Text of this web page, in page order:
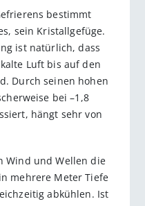
bestimmt
sein Kristallgefüge.
ist natürlich, dass
Luft bis auf den
Durch seinen hohen
bei –1,8
hängt sehr von
Wind und Wellen die
mehrere Meter Tiefe
abkühlen. Ist